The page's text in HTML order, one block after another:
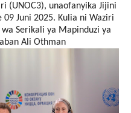
(UNOC3), unaofanyika Jijini
Juni 2025. Kulia ni Waziri
Serikali ya Mapinduzi ya
Ali Othman